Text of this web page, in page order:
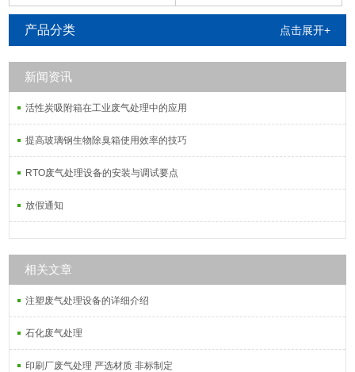
体中
产品分类 点击展开+
新闻资讯
活性炭吸附箱在工业废气处理中的应用
提高玻璃钢生物除臭箱使用效率的技巧
RTO废气处理设备的安装与调试要点
放假通知
相关文章
注塑废气处理设备的详细介绍
石化废气处理
印刷厂废气处理 严选材质 非标制定